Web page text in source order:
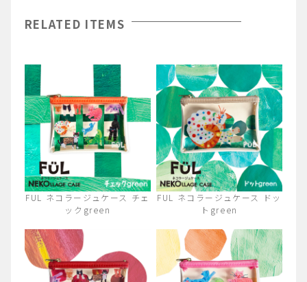
RELATED ITEMS
FUL ネコラージュケース チェ
ックgreen
FUL ネコラージュケース ドッ
トgreen